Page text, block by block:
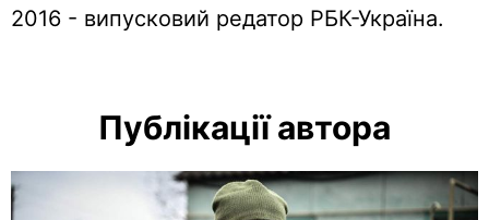
2016 - випусковий редатор РБК-Україна.
Публікації автора